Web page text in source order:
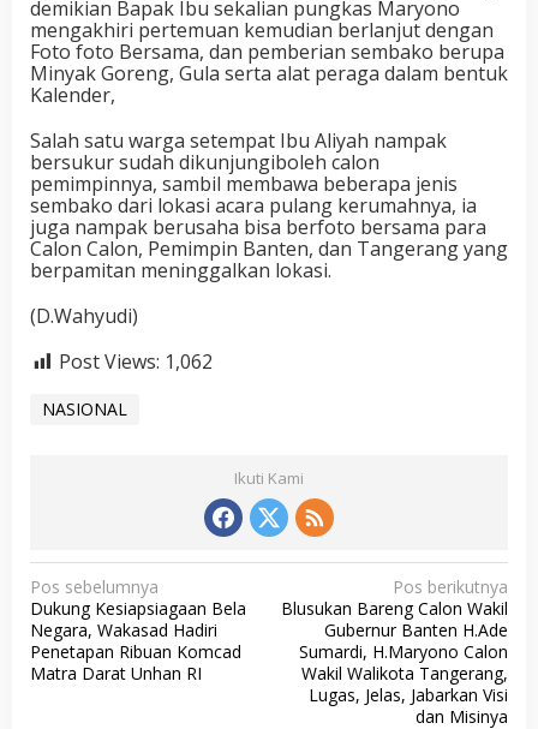
demikian Bapak Ibu sekalian pungkas Maryono
mengakhiri pertemuan kemudian berlanjut dengan
Foto foto Bersama, dan pemberian sembako berupa
Minyak Goreng, Gula serta alat peraga dalam bentuk
Kalender,
Salah satu warga setempat Ibu Aliyah nampak
bersukur sudah dikunjungiboleh calon
pemimpinnya, sambil membawa beberapa jenis
sembako dari lokasi acara pulang kerumahnya, ia
juga nampak berusaha bisa berfoto bersama para
Calon Calon, Pemimpin Banten, dan Tangerang yang
berpamitan meninggalkan lokasi.
(D.Wahyudi)
Post Views: 1,062
NASIONAL
Ikuti Kami
N
a
v
i
Pos sebelumnya
Dukung Kesiapsiagaan Bela
Negara, Wakasad Hadiri
Penetapan Ribuan Komcad
Matra Darat Unhan RI
Pos berikutnya
Blusukan Bareng Calon Wakil
Gubernur Banten H.Ade
Sumardi, H.Maryono Calon
Wakil Walikota Tangerang,
Lugas, Jelas, Jabarkan Visi
dan Misinya